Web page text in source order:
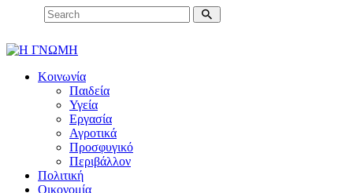
Κοινωνία
Παιδεία
Υγεία
Εργασία
Αγροτικά
Προσφυγικό
Περιβάλλον
Πολιτική
Οικονομία